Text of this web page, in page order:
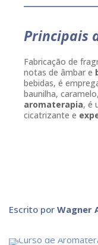
Principais
Fabricação de
notas de âmbar e
bebidas, é
baunilha,
aromaterapia, é
cicatrizante e
Escrito por Wagner